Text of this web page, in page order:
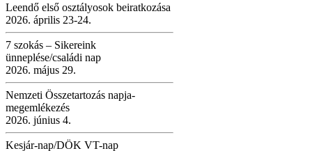
Leendő első osztályosok beiratkozása
2026. április 23-24.
7 szokás – Sikereink
ünneplése/családi nap
2026. május 29.
Nemzeti Összetartozás napja-
megemlékezés
2026. június 4.
Kesjár-nap/DÖK VT-nap